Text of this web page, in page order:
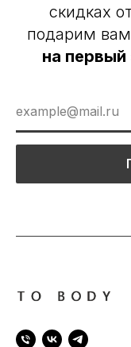
скидках
подарим вам
на первый